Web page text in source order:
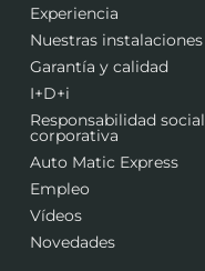
Experiencia
Nuestras instalaciones
Garantía y calidad
I+D+i
Responsabilidad social
corporativa
Auto Matic Express
Empleo
Vídeos
Novedades